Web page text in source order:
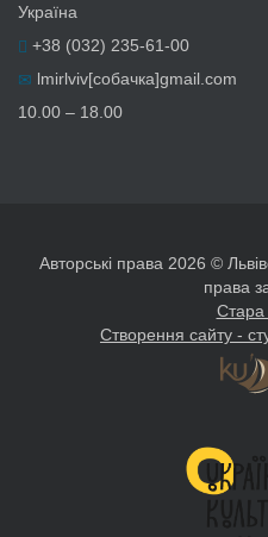
Україна
+38 (032) 235-61-00
lmirlviv[собачка]gmail.com
10.00 – 18.00
Авторські права 2026 ©
права
Стара
Створення сайту -